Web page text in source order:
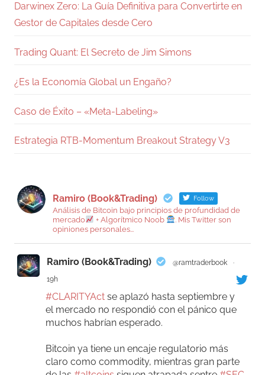
Darwinex Zero: La Guía Definitiva para Convertirte en
Gestor de Capitales desde Cero
Trading Quant: El Secreto de Jim Simons
¿Es la Economía Global un Engaño?
Caso de Éxito – «Meta-Labeling»
Estrategia RTB-Momentum Breakout Strategy V3
Ramiro (Book&Trading) Follow
Análisis de Bitcoin bajo principios de profundidad de
mercado
+ Algorítmico Noob
. Mis Twitter son
opiniones personales...
Ramiro (Book&Trading) @ramtraderbook
·
19h
#CLARITYAct se aplazó hasta septiembre y
el mercado no respondió con el pánico que
muchos habrían esperado.
Bitcoin ya tiene un encaje regulatorio más
claro como commodity, mientras gran parte